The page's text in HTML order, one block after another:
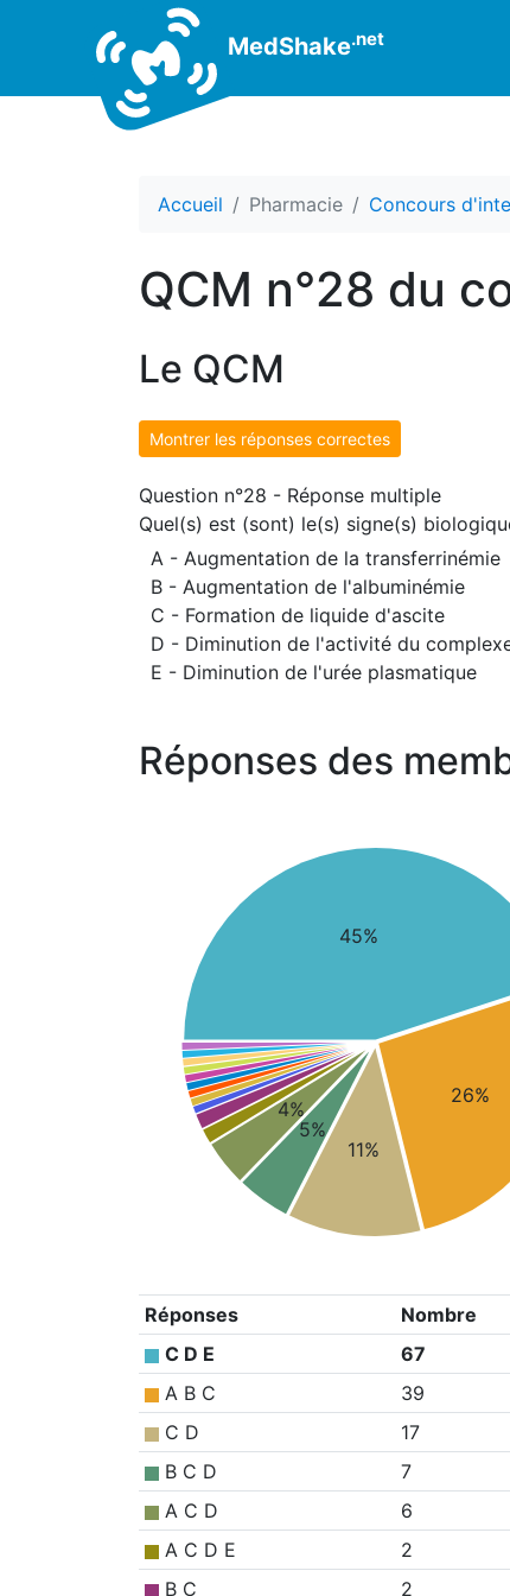
MedShake.net
Accueil Pharmacie Concours
QCM n°28 du
Le QCM
Montrer les réponses correctes
Question n°28 - Réponse multiple
Quel(s) est (sont) le(s) signe(s)
A - Augmentation de la transferrinémie
B - Augmentation de l'albuminémie
C - Formation de liquide d'ascite
D - Diminution de l'activité du
E - Diminution de l'urée plasmatique
Réponses des
45%
26%
11%
5%
4%
Réponses Nombre
C D E
67
A B C
39
C D
17
B C D
7
A C D
6
A C D E
2
B C
2